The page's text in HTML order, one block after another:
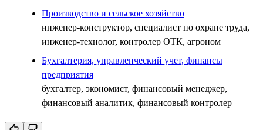
Производство и сельское хозяйство
инженер-конструктор, специалист по охране труда,
инженер-технолог, контролер ОТК, агроном
Бухгалтерия, управленческий учет, финансы
предприятия
бухгалтер, экономист, финансовый менеджер,
финансовый аналитик, финансовый контролер